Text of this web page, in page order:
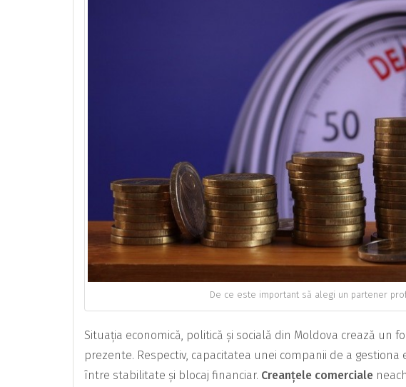
De ce este important să alegi un partener
Situația economică, politică și socială din Moldova crează un
prezente. Respectiv, capacitatea unei companii de a
între stabilitate și blocaj financiar. Creanțele comerciale